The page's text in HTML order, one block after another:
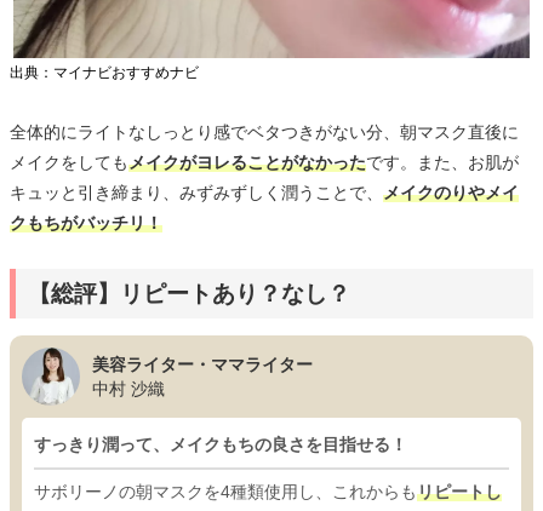
出典：マイナビおすすめナビ
全体的にライトなしっとり感でベタつきがない分、朝マスク直後に
メイクをしてもメイクがヨレることがなかったです。また、お肌が
キュッと引き締まり、みずみずしく潤うことで、 メイクのりやメイ
クもちがバッチリ！
【総評】リピートあり？なし？
美容ライター・ママライター
中村 沙織
すっきり潤って、メイクもちの良さを目指せる！
サボリーノの朝マスクを4種類使用し、これからもリピートし